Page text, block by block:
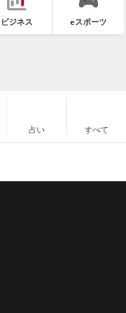
ビジネス eスポーツ
占い すべて